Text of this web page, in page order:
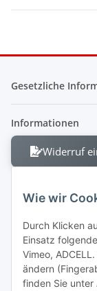
Wie wir
Durch Klicken
Einsatz
Vimeo,
ändern
finden Sie unter
Gesetzliche
Informationen
Widerruf
Berliner
13088 Berlin
Shop +49 30